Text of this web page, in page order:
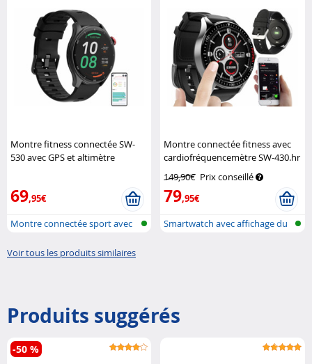
Montre fitness connectée SW-
530 avec GPS et altimètre
69,95€
Montre connectée sport avec
Montre connectée fitness avec
cardiofréquencemètre SW-430.hr
149,90€ Prix conseillé
79,95€
Smartwatch avec affichage du
Voir tous les produits similaires
Produits suggérés
-50 %